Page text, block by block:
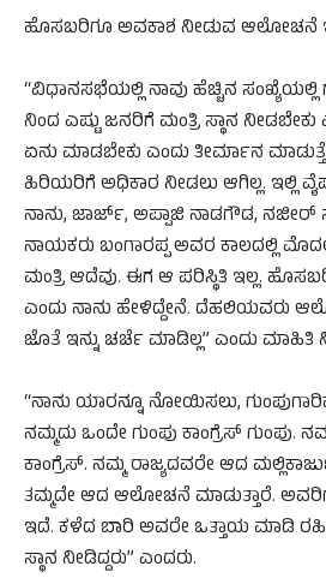
ಹೊಸಬರಿಗೂ ಅವಕಾಶ ನೀಡುವ ಆಲೋಚನೆ
“ವಿಧಾನಸಭೆಯಲ್ಲಿ ನಾವು ಹೆಚ್ಚಿನ ಸಂಖ್ಯೆಯಲ್ಲಿ
ನಿಂದ ಎಷ್ಟು ಜನರಿಗೆ ಮಂತ್ರಿ ಸ್ಥಾನ
ಏನು ಮಾಡಬೇಕು ಎಂದು ತೀರ್ಮಾನ
ಹಿರಿಯರಿಗೆ ಅಧಿಕಾರ ನೀಡಲು ಆಗಿಲ್ಲ. ಇಲ್ಲಿ
ನಾನು, ಜಾರ್ಜ್, ಅಪ್ಪಾಜಿ ನಾಡಗೌಡ, ನಜೀರ್
ನಾಯಕರು ಬಂಗಾರಪ್ಪ ಅವರ ಕಾಲದಲ್ಲಿ
ಮಂತ್ರಿ ಆದೆವು. ಈಗ ಆ ಪರಿಸ್ಥಿತಿ ಇಲ್ಲ.
ಎಂದು ನಾನು ಹೇಳಿದ್ದೇನೆ. ದೆಹಲಿಯವರು
ಜೊತೆ ಇನ್ನು ಚರ್ಚೆ ಮಾಡಿಲ್ಲ” ಎಂದು ಮಾಹಿತಿ
“ನಾನು ಯಾರನ್ನೂ ನೋಯಿಸಲು,
ನಮ್ಮದು ಒಂದೇ ಗುಂಪು ಕಾಂಗ್ರೆಸ್ ಗುಂಪು.
ಕಾಂಗ್ರೆಸ್. ನಮ್ಮ ರಾಜ್ಯದವರೇ ಆದ
ತಮ್ಮದೇ ಆದ ಆಲೋಚನೆ ಮಾಡುತ್ತಾರೆ.
ಇದೆ. ಕಳೆದ ಬಾರಿ ಅವರೇ ಒತ್ತಾಯ ಮಾಡಿ
ಸ್ಥಾನ ನೀಡಿದ್ದರು” ಎಂದರು.